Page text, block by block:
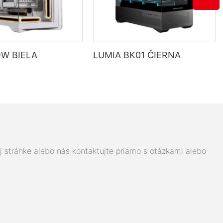
BIELA LUMIA BK01 ČIERNA
alebo nás kontaktujte priamo s otázkami alebo